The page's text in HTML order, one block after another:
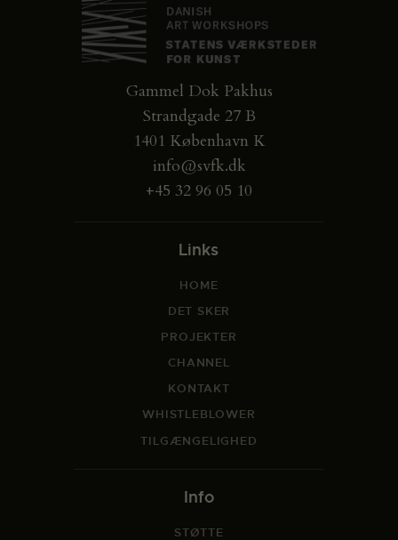
Gammel Dok Pakhus
Strandgade 27 B
1401 København K
info@svfk.dk
+45 32 96 05 10
Links
HOME
DET SKER
PROJEKTER
CHANNEL
KONTAKT
WHISTLEBLOWER
TILGÆNGELIGHED
Info
STØTTE